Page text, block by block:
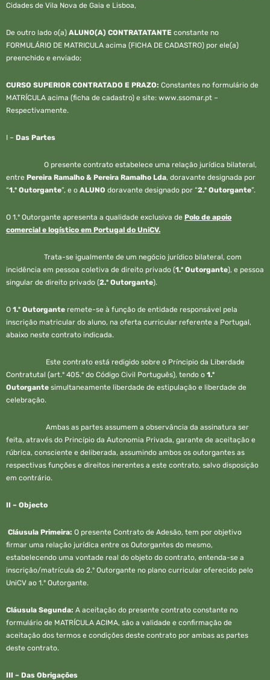
Cidades de Vila Nova de Gaia e Lisboa,
De outro lado o(a) ALUNO(A) CONTRATATANTE constante no
FORMULÁRIO DE MATRICULA acima (FICHA DE CADASTRO) por ele(a)
preenchido e enviado;
CURSO SUPERIOR CONTRATADO E PRAZO: Constantes no formulário de
MATRÍCULA acima (ficha de cadastro) e site: www.ssomar.pt –
Respectivamente.
I – Das Partes
O presente contrato estabelece uma relação jurídica bilateral,
entre Pereira Ramalho & Pereira Ramalho Lda, doravante designada por
“1.º Outorgante”, e o ALUNO doravante designado por “2.º Outorgante”.
O 1.º Outorgante apresenta a qualidade exclusiva de Polo de apoio
comercial e logístico em Portugal do UniCV.
Trata-se igualmente de um negócio jurídico bilateral, com
incidência em pessoa coletiva de direito privado (1.ª Outorgante), e pessoa
singular de direito privado (2.º Outorgante).
O 1.º Outorgante remete-se à função de entidade responsável pela
inscrição matricular do aluno, na oferta curricular referente a Portugal,
abaixo neste contrato indicada.
Este contrato está redigido sobre o Príncipio da Liberdade
Contratutal (art.º 405.º do Código Civil Português), tendo o 1.º
Outorgante simultaneamente liberdade de estipulação e liberdade de
celebração.
Ambas as partes assumem a observância da assinatura ser
feita, através do Princípio da Autonomia Privada, garante de aceitação e
rúbrica, consciente e deliberada, assumindo ambos os outorgantes as
respectivas funções e direitos inerentes a este contrato, salvo disposição
em contrário.
II – Objecto
Cláusula Primeira: O presente Contrato de Adesão, tem por objetivo
firmar uma relação jurídica entre os Outorgantes do mesmo,
estabelecendo uma vontade real do objeto do contrato, entenda-se a
inscrição/matrícula do 2.º Outorgante no plano curricular oferecido pelo
UniCV ao 1.º Outorgante.
Cláusula Segunda: A aceitação do presente contrato constante no
formulário de MATRÍCULA ACIMA, são a validade e confirmação de
aceitação dos termos e condições deste contrato por ambas as partes
deste contrato.
III – Das Obrigações